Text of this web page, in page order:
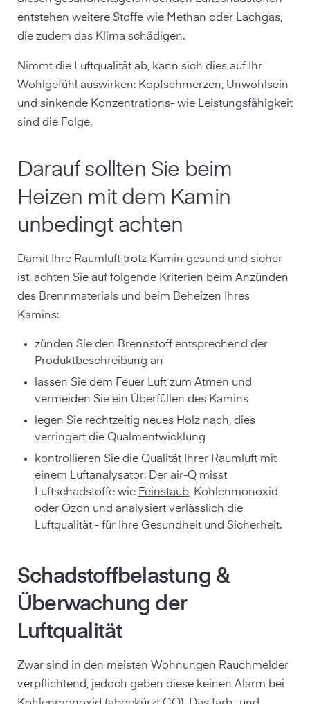
entstehen weitere Stoffe wie Methan oder Lachgas,
die zudem das Klima schädigen.
Nimmt die Luftqualität ab, kann sich dies auf Ihr
Wohlgefühl auswirken: Kopfschmerzen, Unwohlsein
und sinkende Konzentrations- wie Leistungsfähigkeit
sind die Folge.
Darauf sollten Sie beim
Heizen mit dem Kamin
unbedingt achten
Damit Ihre Raumluft trotz Kamin gesund und sicher
ist, achten Sie auf folgende Kriterien beim Anzünden
des Brennmaterials und beim Beheizen Ihres
Kamins:
zünden Sie den Brennstoff entsprechend der
Produktbeschreibung an
lassen Sie dem Feuer Luft zum Atmen und
vermeiden Sie ein Überfüllen des Kamins
legen Sie rechtzeitig neues Holz nach, dies
verringert die Qualmentwicklung
kontrollieren Sie die Qualität Ihrer Raumluft mit
einem Luftanalysator: Der air-Q misst
Luftschadstoffe wie Feinstaub, Kohlenmonoxid
oder Ozon und analysiert verlässlich die
Luftqualität - für Ihre Gesundheit und Sicherheit.
Schadstoffbelastung &
Überwachung der
Luftqualität
Zwar sind in den meisten Wohnungen Rauchmelder
verpflichtend, jedoch geben diese keinen Alarm bei